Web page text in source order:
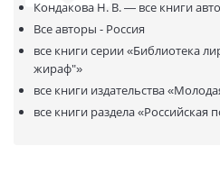
Кондакова Н. В. — все книги
Все авторы - Россия
все книги серии«Библиотека
жираф"»
все книги издательства
все книги раздела«Российская